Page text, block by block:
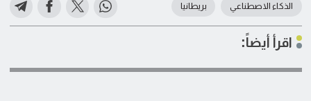
الذكاء الاصطناعي بريطانيا
اقرأ أيضاً: